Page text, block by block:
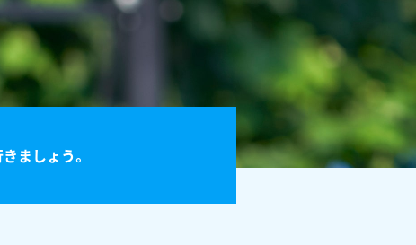
ましょう。